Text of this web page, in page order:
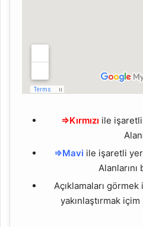
⇒Kırmızı ile
⇒Mavi ile işaretli
Açıklamaları
yakınlaştırmak